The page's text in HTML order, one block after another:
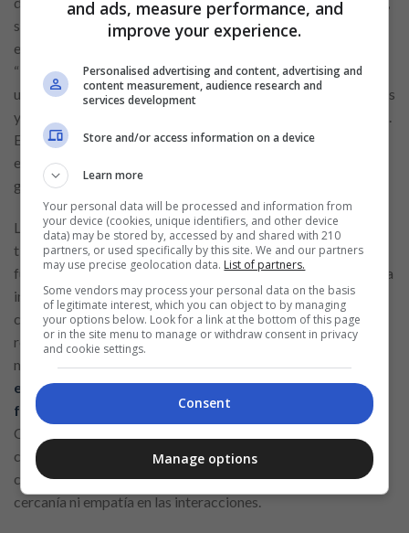
simbolizando la interacción. En la parte superior se
encuentran “Email marketing”, “Tráfico pagado” y
“Monetización inteligente”, completando el ciclo. El diseño
usa íconos minimalistas y una línea evolutiva, con tonos azules
y verdes para transmitir crecimiento, confianza y estabilidad.
Esta infografía funciona como guía visual y puede integrarse
en presentaciones, sitios web o materiales educativos con
gran impacto.
La automatización de procesos digitales puede ahorrar
tiempo y mejorar la eficiencia operativa. Sin embargo, es
fundamental que la tecnología no sustituya completamente la
interacción humana. Automatizar tareas como el envío de
correos electrónicos, la programación de publicaciones o las
respuestas iniciales en chats puede ser muy útil, pero se debe
mantener el toque personal en los momentos clave.El
equilibrio entre automatización y personalización
fortalece la relación con el cliente
CRMs, plataformas de automatización de marketing y
chatbots deben utilizarse con estrategia. Cuando se aplican
correctamente, permiten escalar operaciones sin perder
cercanía ni empatía en las interacciones.
and ads, measure performance, and
improve your experience.
Personalised advertising and content, advertising and
content measurement, audience research and
services development
Store and/or access information on a device
Learn more
Your personal data will be processed and information from
your device (cookies, unique identifiers, and other device
data) may be stored by, accessed by and shared with 210
partners, or used specifically by this site. We and our partners
may use precise geolocation data. List of partners.
Some vendors may process your personal data on the basis
of legitimate interest, which you can object to by managing
your options below. Look for a link at the bottom of this page
or in the site menu to manage or withdraw consent in privacy
and cookie settings.
Consent
Manage options